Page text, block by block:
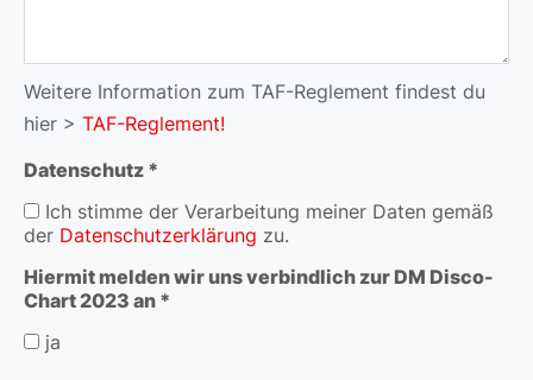
Weitere Information zum TAF-Reglement findest du
hier > TAF-Reglement!
Datenschutz *
Ich stimme der Verarbeitung meiner Daten gemäß
der Datenschutzerklärung zu.
Hiermit melden wir uns verbindlich zur DM Disco-
Chart 2023 an *
ja